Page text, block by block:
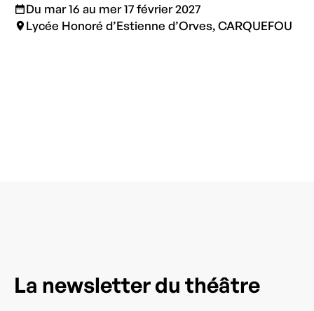
Du mar 16 au mer 17 février 2027
Lycée Honoré d’Estienne d’Orves, CARQUEFOU
La newsletter du théâtre